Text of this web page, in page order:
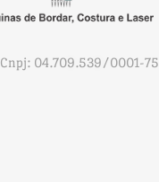
Cnpj: 04.709.539/0001-75